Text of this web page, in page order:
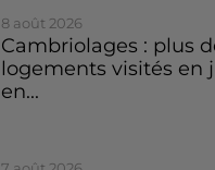
8 août 2026
Cambriolages : plus
logements visités en
en...